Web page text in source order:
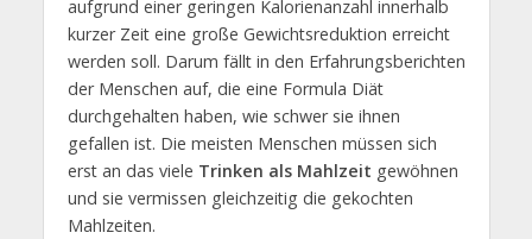
aufgrund einer geringen Kalorienanzahl innerhalb
kurzer Zeit eine große Gewichtsreduktion erreicht
werden soll. Darum fällt in den Erfahrungsberichten
der Menschen auf, die eine Formula Diät
durchgehalten haben, wie schwer sie ihnen
gefallen ist. Die meisten Menschen müssen sich
erst an das viele Trinken als Mahlzeit gewöhnen
und sie vermissen gleichzeitig die gekochten
Mahlzeiten.